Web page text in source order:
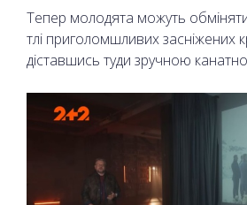
Тепер молодята можуть
тлі приголомшливих засніжених
діставшись туди зручною